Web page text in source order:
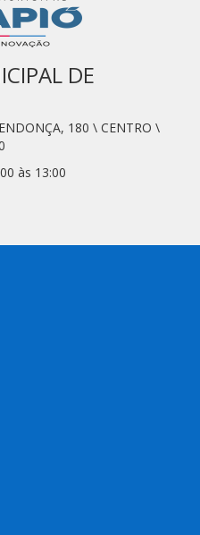
DE
180 \ CENTRO \
às 13:00